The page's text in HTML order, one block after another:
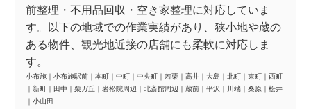
前整理・不用品回収・空き家整理に対応していま
す。以下の地域での作業実績があり、狭小地や蔵の
ある物件、観光地近接の店舗にも柔軟に対応しま
す。
小布施 ｜ 小布施駅前 ｜ 本町 ｜ 中町 ｜ 中央町 ｜ 若栗 ｜ 高井 ｜ 大島 ｜ 北町 ｜ 東町 ｜ 西町
｜ 新町 ｜ 田中 ｜ 栗ガ丘 ｜ 岩松院周辺 ｜ 北斎館周辺 ｜ 蔵前 ｜ 平沢 ｜ 川端 ｜ 桑原 ｜ 松井
｜ 小山田